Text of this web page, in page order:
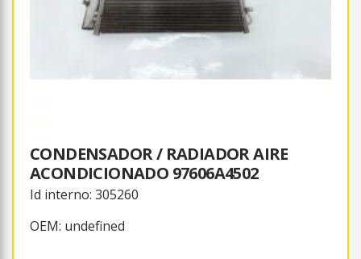
CONDENSADOR / RADIADOR AIRE
ACONDICIONADO 97606A4502
Id interno: 305260
OEM: undefined